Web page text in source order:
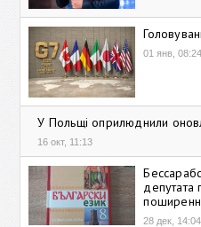
01 янв, 08:24
У Польщі оприлюднили
16 окт, 11:13
депутата
28 дек, 14:04